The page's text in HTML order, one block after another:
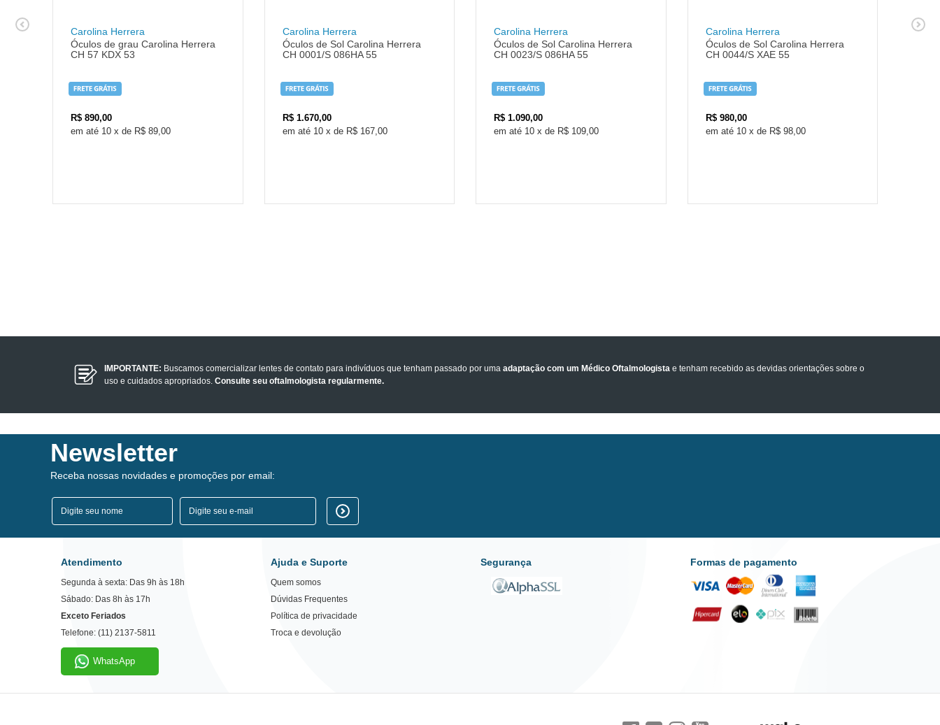
Carolina Herrera
Óculos de grau Carolina Herrera
CH 57 KDX 53
R$ 890,00
10 x de R$ 89,00
Carolina Herrera
Óculos de Sol Carolina Herrera
CH 0001/S 086HA 55
R$ 1.670,00
10 x de R$ 167,00
Carolina Herrera
Óculos de Sol Carolina Herrera
CH 0023/S 086HA 55
R$ 1.090,00
10 x de R$ 109,00
Carolina Herrera
Óculos de Sol Carolina Herrera
CH 0044/S XAE 55
R$ 980,00
10 x de R$ 98,00
IMPORTANTE: Buscamos comercializar lentes de contato para indivíduos que tenham passado por uma adaptação com um Médico Oftalmologistae tenham recebido as devidas orientações sobre o
uso e cuidados apropriados. Consulte seu oftalmologista regularmente.
Newsletter
Receba nossas novidades e promoções por email:
Atendimento
Segunda à sexta: Das 9h às 18h
Sábado: Das 8h às 17h
Exceto Feriados
Telefone: (11) 2137-5811
WhatsApp
Ajuda e Suporte
Quem somos
Dúvidas Frequentes
Política de privacidade
Troca e devolução
Segurança Formas de pagamento